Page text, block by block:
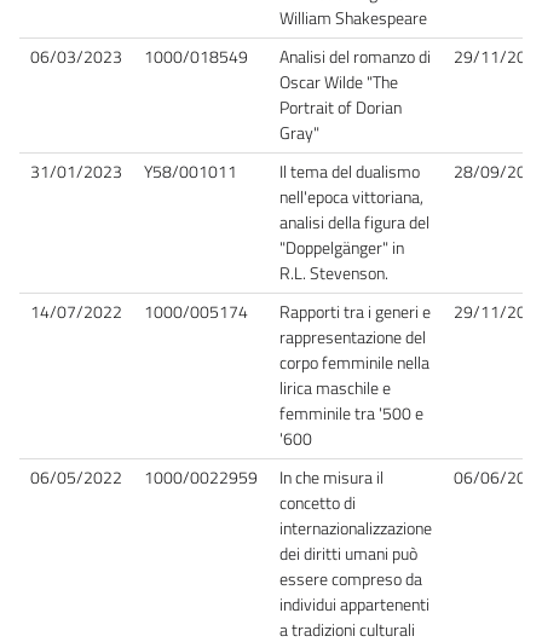
William Shakespeare
06/03/2023 1000/018549
Analisi del romanzo di
Oscar Wilde "The
Portrait of Dorian
Gray"
29/11/
31/01/2023 Y58/001011
Il tema del dualismo
nell'epoca vittoriana,
analisi della figura del
"Doppelgänger" in
R.L. Stevenson.
28/09/
14/07/2022 1000/005174
Rapporti tra i generi e
rappresentazione del
corpo femminile nella
lirica maschile e
femminile tra '500 e
'600
29/11/
06/05/2022 1000/0022959
In che misura il
concetto di
internazionalizzazione
dei diritti umani può
essere compreso da
individui appartenenti
a tradizioni culturali
06/06/